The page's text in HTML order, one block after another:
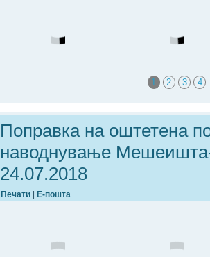
1 2 3 4
Поправка на оштетена
наводнување
24.07.2018
Печати | Е-пошта